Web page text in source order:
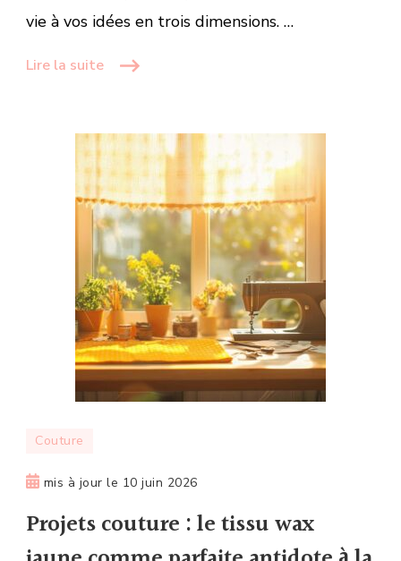
vie à vos idées en trois dimensions. …
Lire la suite
mis à jour le 10 juin 2026
Couture
Projets couture : le tissu wax